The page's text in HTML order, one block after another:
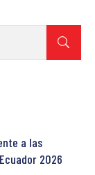
a las
2026